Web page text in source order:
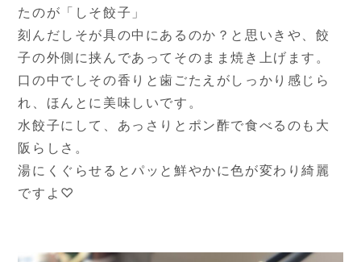
たのが「しそ餃子」
刻んだしそが具の中にあるのか？と思いきや、餃
子の外側に挟んであってそのまま焼き上げます。
口の中でしその香りと歯ごたえがしっかり感じら
れ、ほんとに美味しいです。
水餃子にして、あっさりとポン酢で食べるのも大
阪らしさ。
湯にくぐらせるとパッと鮮やかに色が変わり綺麗
ですよ♡